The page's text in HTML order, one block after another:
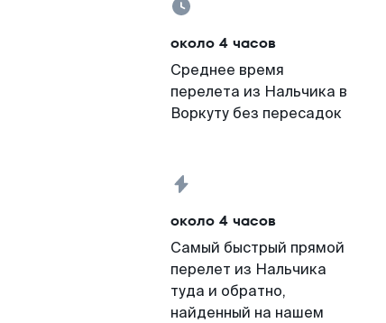
около 4 часов
Среднее время
перелета из Нальчика в
Воркуту без пересадок
около 4 часов
Самый быстрый прямой
перелет из Нальчика
туда и обратно,
найденный на нашем